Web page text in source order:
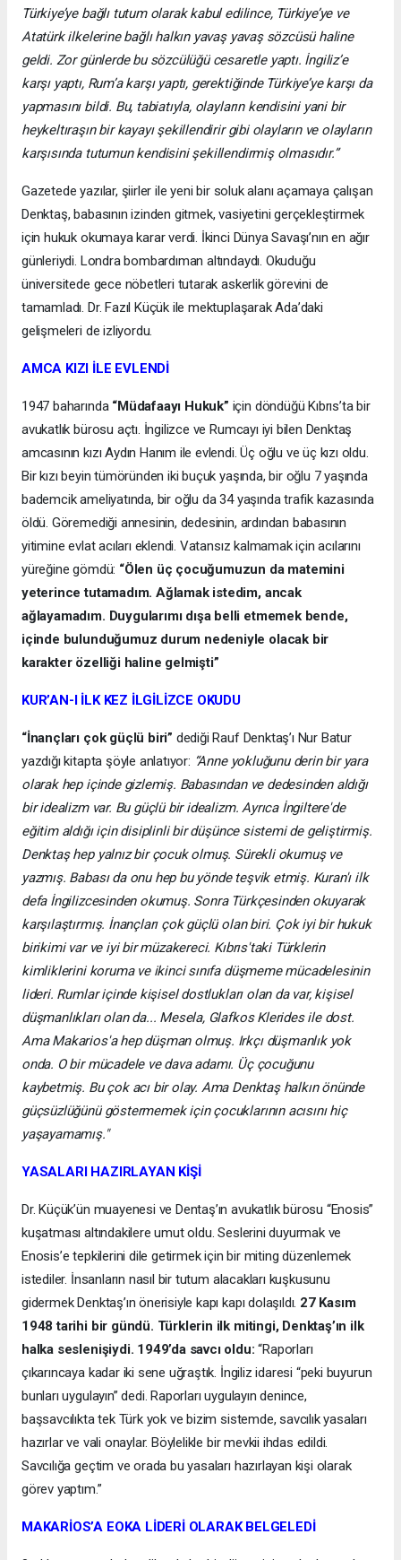
Türkiye’ye bağlı tutum olarak kabul edilince, Türkiye’ye ve
Atatürk ilkelerine bağlı halkın yavaş yavaş sözcüsü haline
geldi. Zor günlerde bu sözcülüğü cesaretle yaptı. İngiliz’e
karşı yaptı, Rum’a karşı yaptı, gerektiğinde Türkiye’ye karşı da
yapmasını bildi. Bu, tabiatıyla, olayların kendisini yani bir
heykeltıraşın bir kayayı şekillendirir gibi olayların ve olayların
karşısında tutumun kendisini şekillendirmiş olmasıdır.”
Gazetede yazılar, şiirler ile yeni bir soluk alanı açamaya çalışan
Denktaş, babasının izinden gitmek, vasiyetini gerçekleştirmek
için hukuk okumaya karar verdi. İkinci Dünya Savaşı’nın en ağır
günleriydi. Londra bombardıman altındaydı. Okuduğu
üniversitede gece nöbetleri tutarak askerlik görevini de
tamamladı. Dr. Fazıl Küçük ile mektuplaşarak Ada’daki
gelişmeleri de izliyordu.
AMCA KIZI İLE EVLENDİ
1947 baharında “Müdafaayı Hukuk” için döndüğü Kıbrıs’ta bir
avukatlık bürosu açtı. İngilizce ve Rumcayı iyi bilen Denktaş
amcasının kızı Aydın Hanım ile evlendi. Üç oğlu ve üç kızı oldu.
Bir kızı beyin tümöründen iki buçuk yaşında, bir oğlu 7 yaşında
bademcik ameliyatında, bir oğlu da 34 yaşında trafik kazasında
öldü. Göremediği annesinin, dedesinin, ardından babasının
yitimine evlat acıları eklendi. Vatansız kalmamak için acılarını
yüreğine gömdü: “Ölen üç çocuğumuzun da matemini
yeterince tutamadım. Ağlamak istedim, ancak
ağlayamadım. Duygularımı dışa belli etmemek bende,
içinde bulunduğumuz durum nedeniyle olacak bir
karakter özelliği haline gelmişti”
KUR’AN-I İLK KEZ İLGİLİZCE OKUDU
“İnançları çok güçlü biri” dediği Rauf Denktaş’ı Nur Batur
yazdığı kitapta şöyle anlatıyor: “Anne yokluğunu derin bir yara
olarak hep içinde gizlemiş. Babasından ve dedesinden aldığı
bir idealizm var. Bu güçlü bir idealizm. Ayrıca İngiltere'de
eğitim aldığı için disiplinli bir düşünce sistemi de geliştirmiş.
Denktaş hep yalnız bir çocuk olmuş. Sürekli okumuş ve
yazmış. Babası da onu hep bu yönde teşvik etmiş. Kuran'ı ilk
defa İngilizcesinden okumuş. Sonra Türkçesinden okuyarak
karşılaştırmış. İnançları çok güçlü olan biri. Çok iyi bir hukuk
birikimi var ve iyi bir müzakereci. Kıbrıs'taki Türklerin
kimliklerini koruma ve ikinci sınıfa düşmeme mücadelesinin
lideri. Rumlar içinde kişisel dostlukları olan da var, kişisel
düşmanlıkları olan da... Mesela, Glafkos Klerides ile dost.
Ama Makarios'a hep düşman olmuş. Irkçı düşmanlık yok
onda. O bir mücadele ve dava adamı. Üç çocuğunu
kaybetmiş. Bu çok acı bir olay. Ama Denktaş halkın önünde
güçsüzlüğünü göstermemek için çocuklarının acısını hiç
yaşayamamış."
YASALARI HAZIRLAYAN KİŞİ
Dr. Küçük’ün muayenesi ve Dentaş’ın avukatlık bürosu “Enosis”
kuşatması altındakilere umut oldu. Seslerini duyurmak ve
Enosis’e tepkilerini dile getirmek için bir miting düzenlemek
istediler. İnsanların nasıl bir tutum alacakları kuşkusunu
gidermek Denktaş’ın önerisiyle kapı kapı dolaşıldı. 27 Kasım
1948 tarihi bir gündü. Türklerin ilk mitingi, Denktaş’ın ilk
halka seslenişiydi. 1949’da savcı oldu:“Raporları
çıkarıncaya kadar iki sene uğraştık. İngiliz idaresi “peki buyurun
bunları uygulayın” dedi. Raporları uygulayın denince,
başsavcılıkta tek Türk yok ve bizim sistemde, savcılık yasaları
hazırlar ve vali onaylar. Böylelikle bir mevkii ihdas edildi.
Savcılığa geçtim ve orada bu yasaları hazırlayan kişi olarak
görev yaptım.”
MAKARİOS’A EOKA LİDERİ OLARAK BELGELEDİ